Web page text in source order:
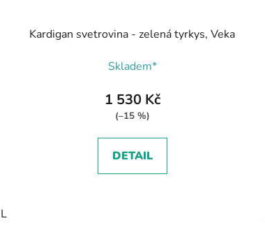
Kardigan svetrovina - zelená tyrkys, Veka
Skladem*
1 530 Kč
(–15 %)
DETAIL
L